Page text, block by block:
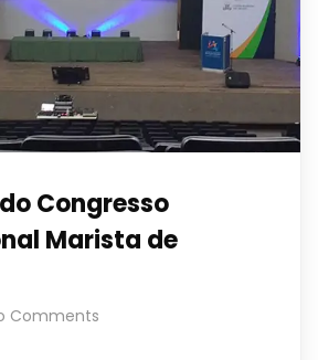
Congresso
Marista de
Comments